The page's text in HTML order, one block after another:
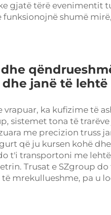
gjatë tërë evenimentit
funksionojnë shumë
janë të lehtë
ka kufizime të
sistemet tona të
me precizion truss
që ju kursen kohë dhe
t'i transportoni me
Trusat e SZgroup do
mrekullueshme, pa u